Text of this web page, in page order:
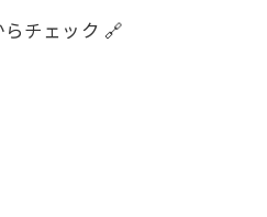
チェック 🔗